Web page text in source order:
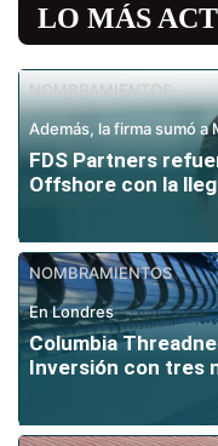
LO MÁS
NOMBRAMIENTOS
Además, la firma sumó a
FDS Partners
Offshore con la
NOMBRAMIENTOS
En Londres
Columbia
Inversión con tres